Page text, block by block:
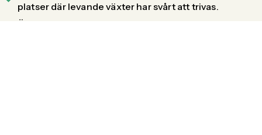
platser där levande växter har svårt att trivas.
Är ljudabsorberande och gjorda av handplockad